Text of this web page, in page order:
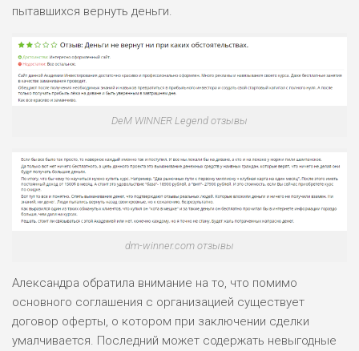
ЛЮБИТЕЛЯ
РИСКИ: СРЕДНИЕ
ДОХОД: ВЫСОКИЙ
БЮДЖЕТ: НИЗКИЙ
ПОДОЙДЕТ
ВСЕМ
РИСКИ: НИЗКИЕ
ДОХОД: НИЗКИЙ
БЮДЖЕТ: НИЗКИЙ
ПОДОЙДЕТ
ВСЕМ
РИСКИ: НИЗКИЕ
ДОХОД: СРЕДНИЙ
пытавшихся вернуть деньги.
DeM WINNER Legend отзывы
dm-winner.com отзывы
Александра обратила внимание на то, что помимо
основного соглашения с организацией существует
договор оферты, о котором при заключении сделки
умалчивается. Последний может содержать невыгодные